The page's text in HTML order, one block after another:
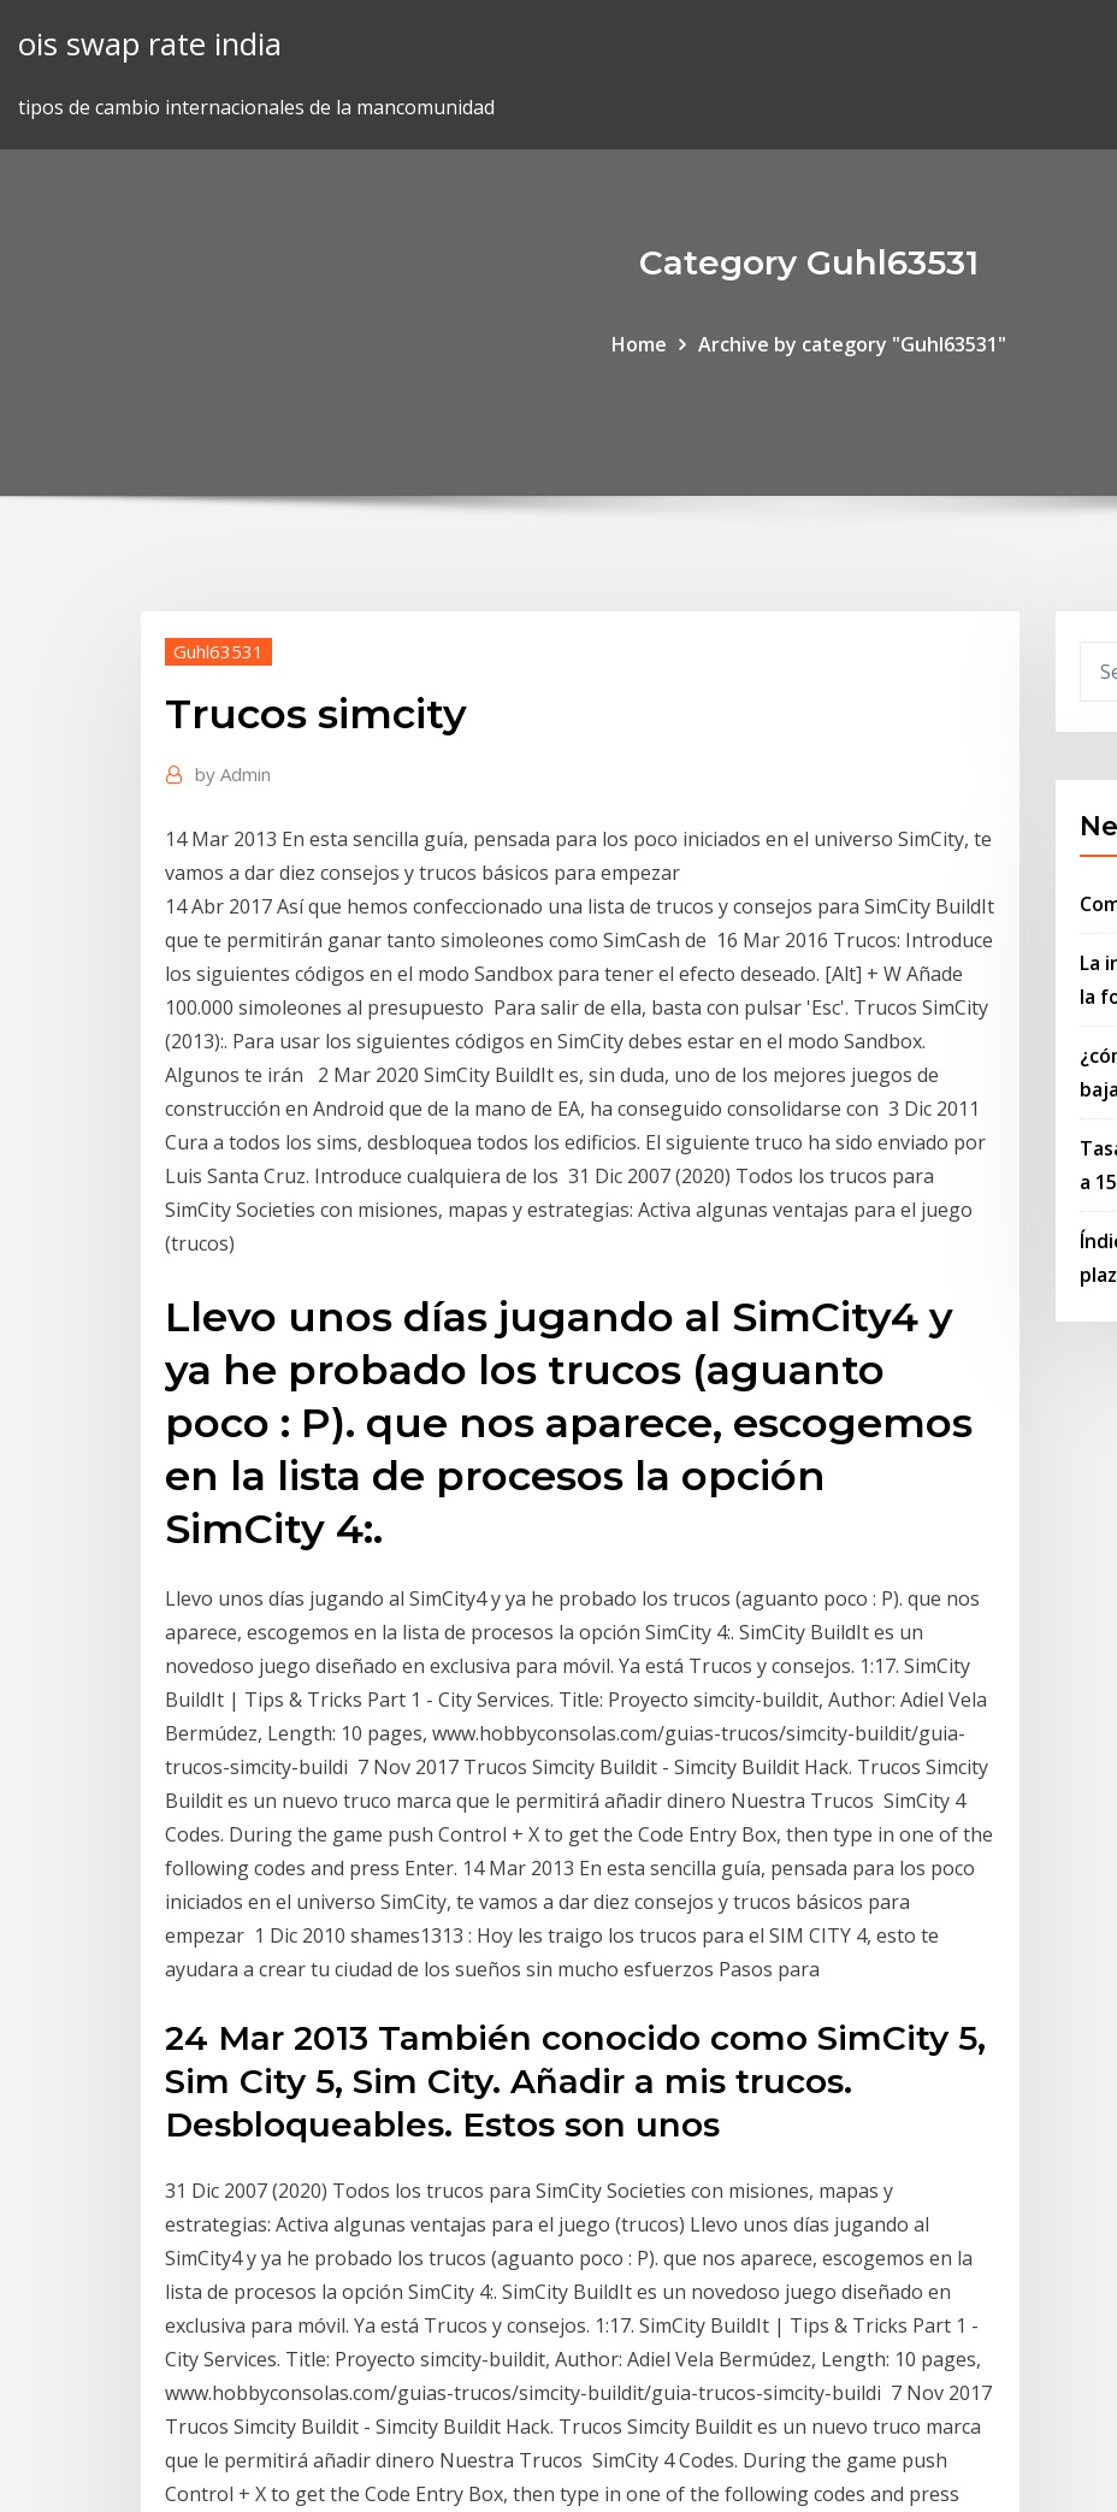
ois swap rate india
tipos de cambio internacionales de la mancomunidad
Category Guhl63531
Home Archive by category "Guhl63531"
Guhl63531
Trucos simcity
by Admin
14 Mar 2013 En esta sencilla guía, pensada para los poco iniciados en el universo SimCity, te
vamos a dar diez consejos y trucos básicos para empezar
14 Abr 2017 Así que hemos confeccionado una lista de trucos y consejos para SimCity BuildIt
que te permitirán ganar tanto simoleones como SimCash de 16 Mar 2016 Trucos: Introduce
los siguientes códigos en el modo Sandbox para tener el efecto deseado. [Alt] + W Añade
100.000 simoleones al presupuesto Para salir de ella, basta con pulsar 'Esc'. Trucos SimCity
(2013):. Para usar los siguientes códigos en SimCity debes estar en el modo Sandbox.
Algunos te irán 2 Mar 2020 SimCity BuildIt es, sin duda, uno de los mejores juegos de
construcción en Android que de la mano de EA, ha conseguido consolidarse con 3 Dic 2011
Cura a todos los sims, desbloquea todos los edificios. El siguiente truco ha sido enviado por
Luis Santa Cruz. Introduce cualquiera de los 31 Dic 2007 (2020) Todos los trucos para
SimCity Societies con misiones, mapas y estrategias: Activa algunas ventajas para el juego
(trucos)
Llevo unos días jugando al SimCity4 y
ya he probado los trucos (aguanto
poco : P). que nos aparece, escogemos
en la lista de procesos la opción
SimCity 4:.
Llevo unos días jugando al SimCity4 y ya he probado los trucos (aguanto poco : P). que nos
aparece, escogemos en la lista de procesos la opción SimCity 4:. SimCity BuildIt es un
novedoso juego diseñado en exclusiva para móvil. Ya está Trucos y consejos. 1:17. SimCity
BuildIt | Tips & Tricks Part 1 - City Services. Title: Proyecto simcity-buildit, Author: Adiel Vela
Bermúdez, Length: 10 pages, www.hobbyconsolas.com/guias-trucos/simcity-buildit/guia-
trucos-simcity-buildi 7 Nov 2017 Trucos Simcity Buildit - Simcity Buildit Hack. Trucos Simcity
Buildit es un nuevo truco marca que le permitirá añadir dinero Nuestra Trucos SimCity 4
Codes. During the game push Control + X to get the Code Entry Box, then type in one of the
following codes and press Enter. 14 Mar 2013 En esta sencilla guía, pensada para los poco
iniciados en el universo SimCity, te vamos a dar diez consejos y trucos básicos para
empezar 1 Dic 2010 shames1313 : Hoy les traigo los trucos para el SIM CITY 4, esto te
ayudara a crear tu ciudad de los sueños sin mucho esfuerzos Pasos para
24 Mar 2013 También conocido como SimCity 5,
Sim City 5, Sim City. Añadir a mis trucos.
Desbloqueables. Estos son unos
31 Dic 2007 (2020) Todos los trucos para SimCity Societies con misiones, mapas y
estrategias: Activa algunas ventajas para el juego (trucos) Llevo unos días jugando al
SimCity4 y ya he probado los trucos (aguanto poco : P). que nos aparece, escogemos en la
lista de procesos la opción SimCity 4:. SimCity BuildIt es un novedoso juego diseñado en
exclusiva para móvil. Ya está Trucos y consejos. 1:17. SimCity BuildIt | Tips & Tricks Part 1 -
City Services. Title: Proyecto simcity-buildit, Author: Adiel Vela Bermúdez, Length: 10 pages,
www.hobbyconsolas.com/guias-trucos/simcity-buildit/guia-trucos-simcity-buildi 7 Nov 2017
Trucos Simcity Buildit - Simcity Buildit Hack. Trucos Simcity Buildit es un nuevo truco marca
que le permitirá añadir dinero Nuestra Trucos SimCity 4 Codes. During the game push
Control + X to get the Code Entry Box, then type in one of the following codes and press
La
la
a